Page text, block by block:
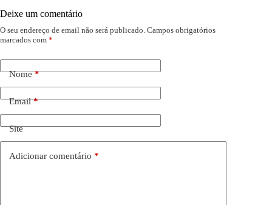
Deixe um comentário
O seu endereço de email não será publicado. Campos obrigatórios
marcados com *
Nome*
Email*
Site
Adicionar comentário *